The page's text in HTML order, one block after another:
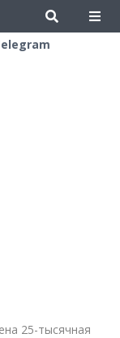
25-тысячная